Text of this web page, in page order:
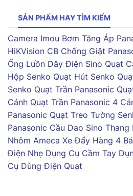
SẢN PHẨM HAY TÌM KIẾM
Camera Imou Bơm Tăng Áp
HiKVision CB Chống Giật
Ống Luồn Dây Điện Sino Quạt
Hộp Senko Quạt Hút Senko
Senko Quạt Trần Panasonic
Cánh Quạt Trần Panasonic 4
Panasonic Quạt Treo Tường
Panasonic Cầu Dao Sino Thang
Nhôm Ameca Xe Đẩy Hàng 4
Điện Nhẹ Dụng Cụ Cầm Tay
Cụ Dùng Điện Quạt